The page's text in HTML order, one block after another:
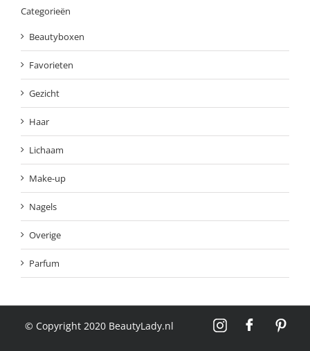
Categorieën
Beautyboxen
Favorieten
Gezicht
Haar
Lichaam
Make-up
Nagels
Overige
Parfum
© Copyright 2020 BeautyLady.nl